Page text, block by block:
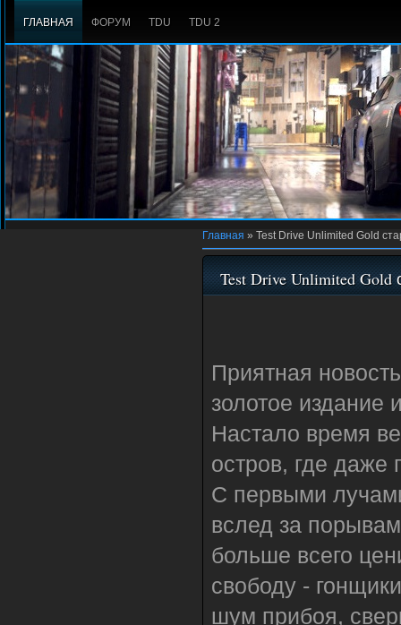
ГЛАВНАЯ ФОРУМ TDU TDU 2
Главная » Test Drive Unlimited Gold
Test Drive Unlimited Gold
Приятная
золотое издание
Настало время
остров, где даже
С первыми
вслед за
больше всего
свободу -
шум прибоя,